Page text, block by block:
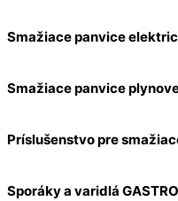
Smažiace panvice
Smažiace panvice
Príslušenstvo pre
Sporáky a varidlá